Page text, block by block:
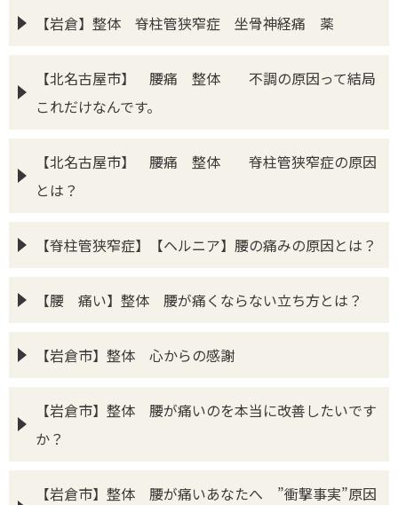
【岩倉】整体 脊柱管狭窄症 坐骨神経痛 薬
【北名古屋市】 腰痛 整体 不調の原因って結局
これだけなんです。
【北名古屋市】 腰痛 整体 脊柱管狭窄症の原因
とは？
【脊柱管狭窄症】【ヘルニア】腰の痛みの原因とは？
【腰 痛い】整体 腰が痛くならない立ち方とは？
【岩倉市】整体 心からの感謝
【岩倉市】整体 腰が痛いのを本当に改善したいです
か？
【岩倉市】整体 腰が痛いあなたへ ”衝撃事実”原因